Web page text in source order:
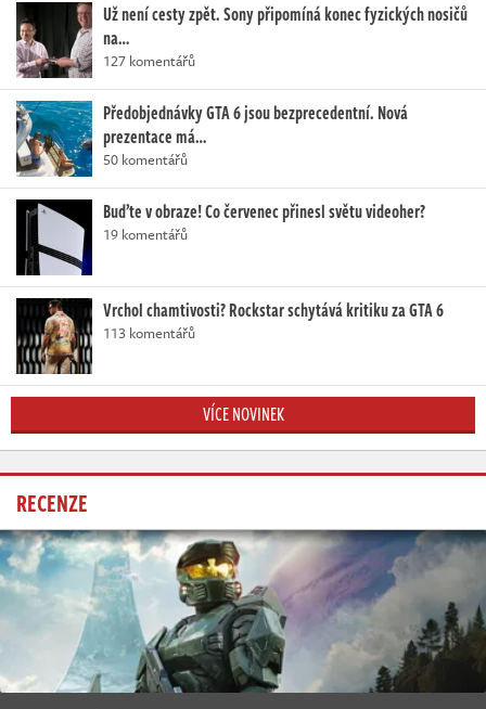
Už není cesty zpět. Sony připomíná konec fyzických nosičů
na…
127 komentářů
Předobjednávky GTA 6 jsou bezprecedentní. Nová
prezentace má…
50 komentářů
Buďte v obraze! Co červenec přinesl světu videoher?
19 komentářů
Vrchol chamtivosti? Rockstar schytává kritiku za GTA 6
113 komentářů
VÍCE NOVINEK
RECENZE